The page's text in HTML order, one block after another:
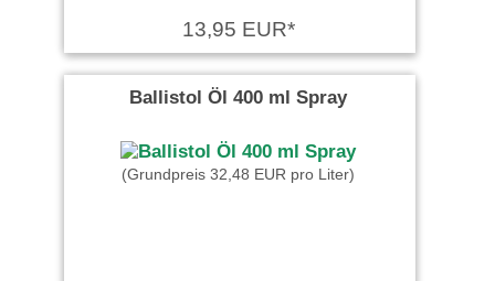
13,95 EUR*
Ballistol Öl 400 ml Spray
(Grundpreis 32,48 EUR pro Liter)